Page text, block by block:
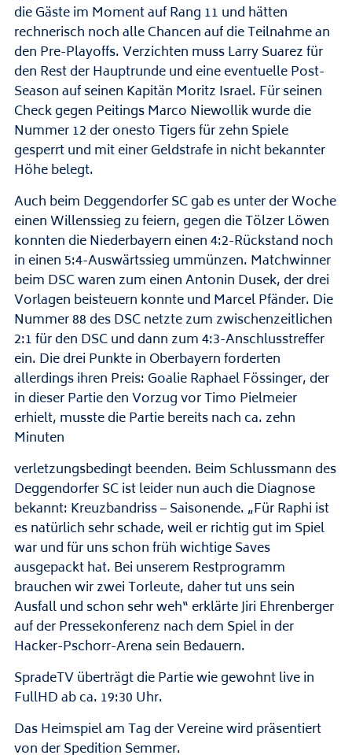
die Gäste im Moment auf Rang 11 und hätten
rechnerisch noch alle Chancen auf die Teilnahme an
den Pre-Playoffs. Verzichten muss Larry Suarez für
den Rest der Hauptrunde und eine eventuelle Post-
Season auf seinen Kapitän Moritz Israel. Für seinen
Check gegen Peitings Marco Niewollik wurde die
Nummer 12 der onesto Tigers für zehn Spiele
gesperrt und mit einer Geldstrafe in nicht bekannter
Höhe belegt.
Auch beim Deggendorfer SC gab es unter der Woche
einen Willenssieg zu feiern, gegen die Tölzer Löwen
konnten die Niederbayern einen 4:2-Rückstand noch
in einen 5:4-Auswärtssieg ummünzen. Matchwinner
beim DSC waren zum einen Antonin Dusek, der drei
Vorlagen beisteuern konnte und Marcel Pfänder. Die
Nummer 88 des DSC netzte zum zwischenzeitlichen
2:1 für den DSC und dann zum 4:3-Anschlusstreffer
ein. Die drei Punkte in Oberbayern forderten
allerdings ihren Preis: Goalie Raphael Fössinger, der
in dieser Partie den Vorzug vor Timo Pielmeier
erhielt, musste die Partie bereits nach ca. zehn
Minuten
verletzungsbedingt beenden. Beim Schlussmann des
Deggendorfer SC ist leider nun auch die Diagnose
bekannt: Kreuzbandriss – Saisonende. „Für Raphi ist
es natürlich sehr schade, weil er richtig gut im Spiel
war und für uns schon früh wichtige Saves
ausgepackt hat. Bei unserem Restprogramm
brauchen wir zwei Torleute, daher tut uns sein
Ausfall und schon sehr weh“ erklärte Jiri Ehrenberger
auf der Pressekonferenz nach dem Spiel in der
Hacker-Pschorr-Arena sein Bedauern.
SpradeTV überträgt die Partie wie gewohnt live in
FullHD ab ca. 19:30 Uhr.
Das Heimspiel am Tag der Vereine wird präsentiert
von der Spedition Semmer.